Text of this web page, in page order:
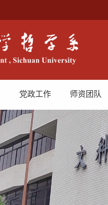
党政工作 师资团队